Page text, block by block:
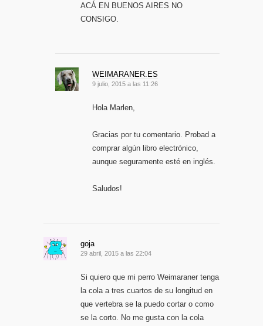
ACÁ EN BUENOS AIRES NO
CONSIGO.
WEIMARANER.ES
9 julio, 2015 a las 11:26
Hola Marlen,
Gracias por tu comentario. Probad a
comprar algún libro electrónico,
aunque seguramente esté en inglés.
Saludos!
goja
29 abril, 2015 a las 22:04
Si quiero que mi perro Weimaraner tenga
la cola a tres cuartos de su longitud en
que vertebra se la puedo cortar o como
se la corto. No me gusta con la cola